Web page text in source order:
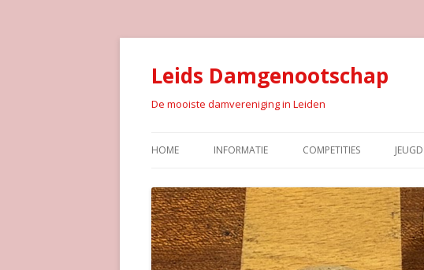
Leids Damgenootschap
De mooiste damvereniging in Leiden
HOME INFORMATIE COMPETITIES JEUGD